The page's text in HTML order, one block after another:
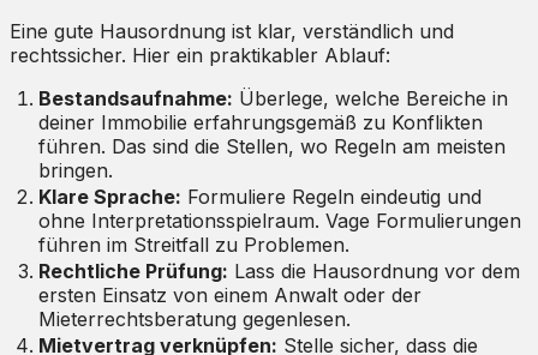
Eine gute Hausordnung ist klar, verständlich und
rechtssicher. Hier ein praktikabler Ablauf:
Bestandsaufnahme: Überlege, welche Bereiche in
deiner Immobilie erfahrungsgemäß zu Konflikten
führen. Das sind die Stellen, wo Regeln am meisten
bringen.
Klare Sprache: Formuliere Regeln eindeutig und
ohne Interpretationsspielraum. Vage Formulierungen
führen im Streitfall zu Problemen.
Rechtliche Prüfung: Lass die Hausordnung vor dem
ersten Einsatz von einem Anwalt oder der
Mieterrechtsberatung gegenlesen.
Mietvertrag verknüpfen: Stelle sicher, dass die